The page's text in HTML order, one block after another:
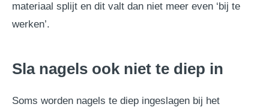
materiaal splijt en dit valt dan niet meer even ‘bij te
werken’.
Sla nagels ook niet te diep in
Soms worden nagels te diep ingeslagen bij het